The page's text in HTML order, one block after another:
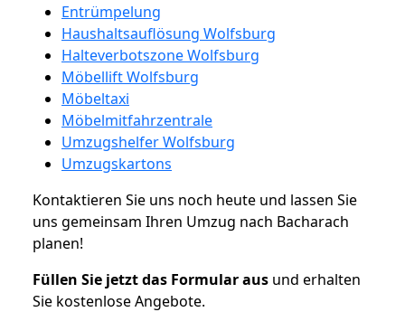
Entrümpelung
Haushaltsauflösung Wolfsburg
Halteverbotszone Wolfsburg
Möbellift Wolfsburg
Möbeltaxi
Möbelmitfahrzentrale
Umzugshelfer Wolfsburg
Umzugskartons
Kontaktieren Sie uns noch heute und lassen Sie
uns gemeinsam Ihren Umzug nach Bacharach
planen!
Füllen Sie jetzt das Formular aus und erhalten
Sie kostenlose Angebote.